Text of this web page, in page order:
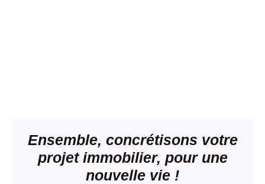
Ensemble, concrétisons votre
projet immobilier, pour une
nouvelle vie !